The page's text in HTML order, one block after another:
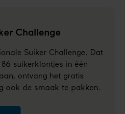
Challenge
Suiker Challenge. Dat
suikerklontjes in één
ontvang het gratis
ook de smaak te pakken.